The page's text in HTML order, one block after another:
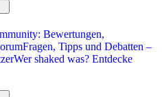
Bewertungen,
Fragen, Tipps und Debatten –
Wer shaked was? Entdecke